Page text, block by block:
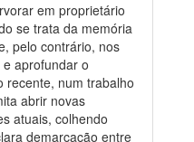
em proprietário
se trata da memória
pelo contrário, nos
aprofundar o
recente, num trabalho
abrir novas
atuais, colhendo
demarcação entre